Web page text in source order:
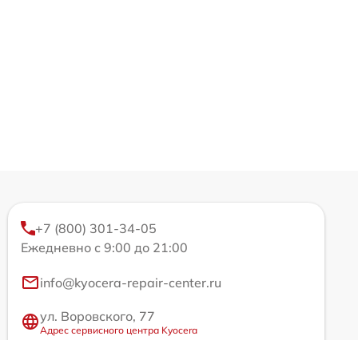
+7 (800) 301-34-05
Ежедневно с 9:00 до 21:00
info@kyocera-repair-center.ru
ул. Воровского, 77
Адрес сервисного центра Kyocera